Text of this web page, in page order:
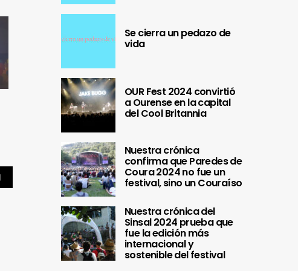
Se cierra un pedazo de
vida
OUR Fest 2024 convirtió
a Ourense en la capital
del Cool Britannia
Nuestra crónica
confirma que Paredes de
Coura 2024 no fue un
festival, sino un Couraíso
Nuestra crónica del
Sinsal 2024 prueba que
fue la edición más
internacional y
sostenible del festival